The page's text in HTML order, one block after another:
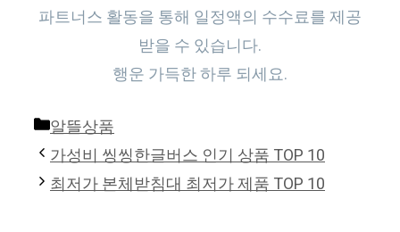
파트너스 활동을 통해 일정액의 수수료를 제공
받을 수 있습니다.
행운 가득한 하루 되세요.
Categories
알뜰상품
가성비 씽씽한글버스 인기 상품 TOP 10
최저가 본체받침대 최저가 제품 TOP 10